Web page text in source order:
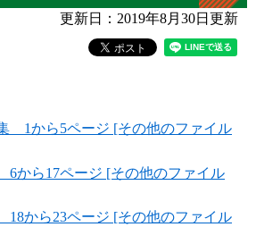
更新日：2019年8月30日更新
1から5ページ [その他のファイル
から17ページ [その他のファイル
から23ページ [その他のファイル